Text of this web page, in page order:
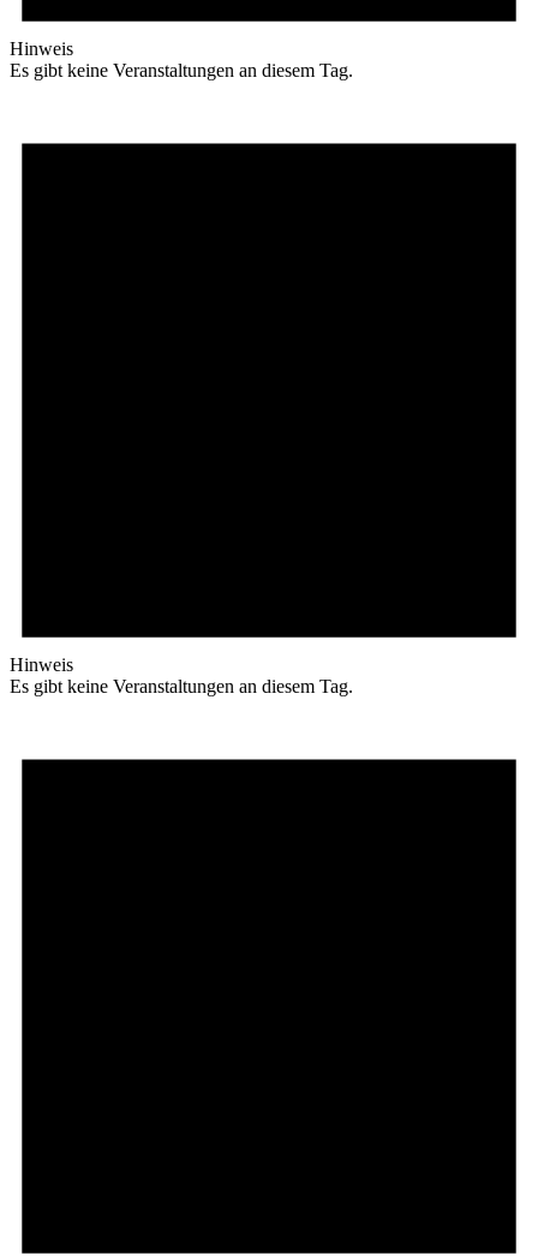
Hinweis
Es gibt keine Veranstaltungen an diesem Tag.
Hinweis
Es gibt keine Veranstaltungen an diesem Tag.